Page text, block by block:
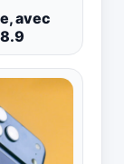
avec